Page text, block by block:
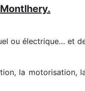
ou électrique… et
la motorisation,